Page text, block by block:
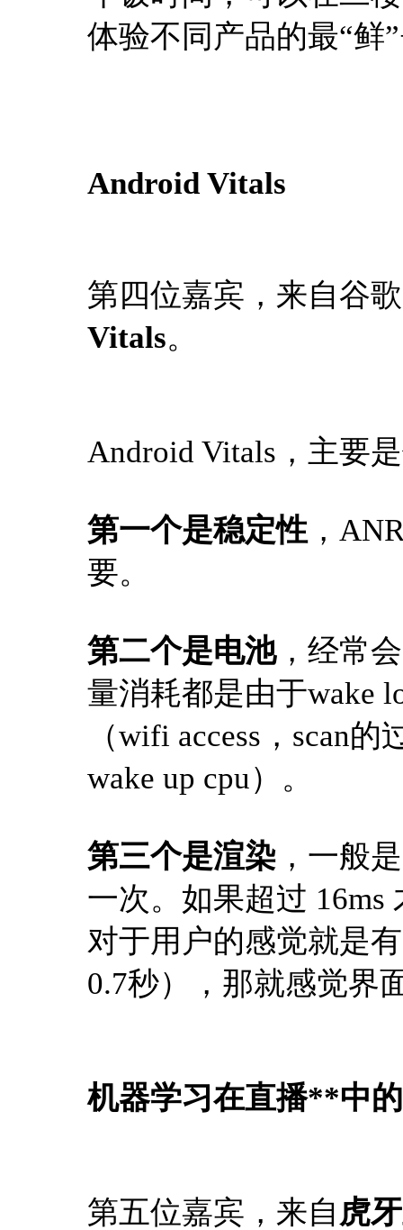
体验不同产品的最“鲜
Android Vitals
第四位嘉宾，来自谷
Vitals。
Android Vitals，主要
第一个是稳定性，
要。
第二个是电池，经常
量消耗都是由于wake
（wifi access，scan
wake up cpu）。
第三个是渲染 ，一般
一次。如果超过 16ms
对于用户的感觉就是
0.7秒），那就感觉界
机器学习在直播**中
第五位嘉宾，来自虎